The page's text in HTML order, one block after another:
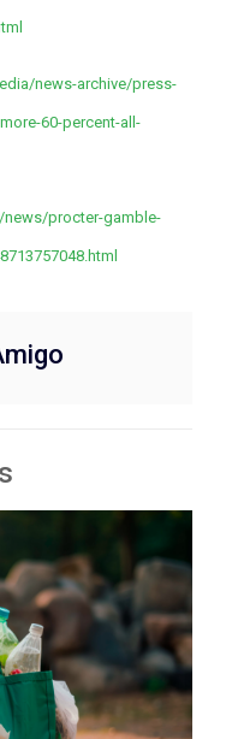
news-archive/press-
60-percent-all-
procter-gamble-